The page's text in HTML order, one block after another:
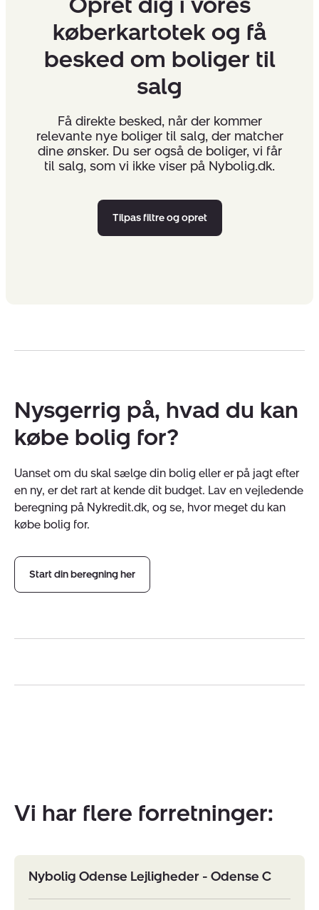
køberkartotek og få
besked om boliger til
salg
Få direkte besked, når der kommer
relevante nye boliger til salg, der matcher
dine ønsker. Du ser også de boliger, vi får
til salg, som vi ikke viser på Nybolig.dk.
Tilpas filtre og opret
Nysgerrig på, hvad du kan
købe bolig for?
Uanset om du skal sælge din bolig eller er på jagt efter
en ny, er det rart at kende dit budget. Lav en vejledende
beregning på Nykredit.dk, og se, hvor meget du kan
købe bolig for.
Start din beregning her
Vi har flere forretninger:
Nybolig Odense Lejligheder - Odense C